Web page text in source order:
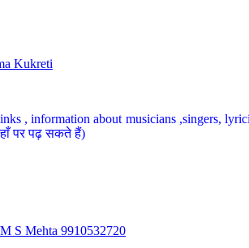
Kukreti
, information about musicians ,singers,
पर पढ़ सकते हैं)
S Mehta 9910532720